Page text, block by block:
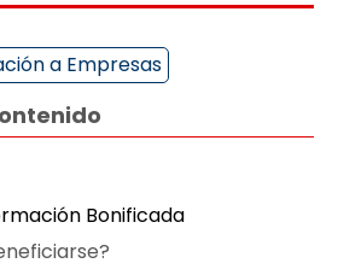
a Empresas
Bonificada